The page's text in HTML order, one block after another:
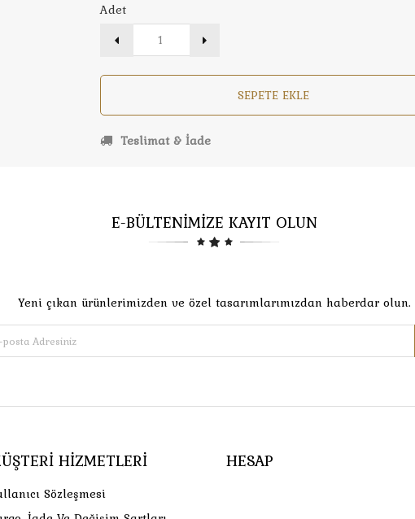
Adet
SEPETE EKLE
Teslimat & İade
E-BÜLTENİMİZE KAYIT OLUN
Yeni çıkan ürünlerimizden ve özel tasarımlarımızdan haberdar olun.
HIZMETLERI
Sözleşmesi
HESAP